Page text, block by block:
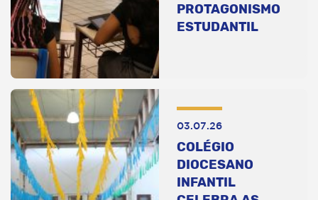
PROTAGONISMO
ESTUDANTIL
03.07.26
COLÉGIO
DIOCESANO
INFANTIL